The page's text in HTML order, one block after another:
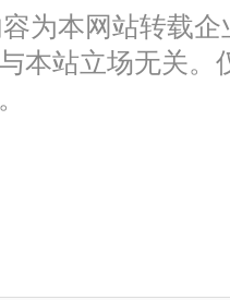
为本网站转载
本站立场无关。